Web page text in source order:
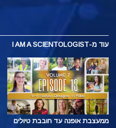
עוד מ-I AM A SCIENTOLOGIST
ממעצבת אופנה עד חובבת טיולים